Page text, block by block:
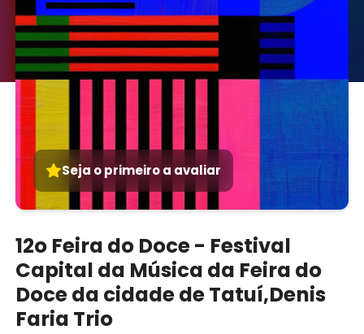
Seja o primeiro a avaliar
12o Feira do Doce - Festival
Capital da Música da Feira do
Doce da cidade de Tatuí,Denis
Faria Trio